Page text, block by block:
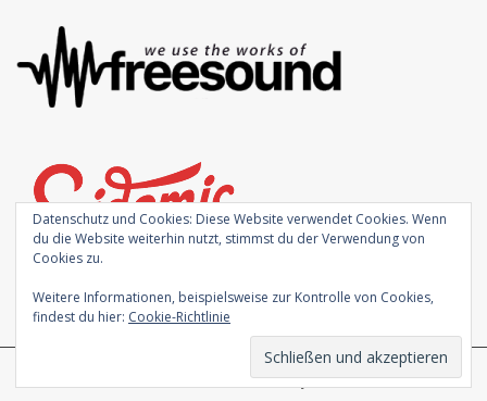
Powered byWordPress
Datenschutz und Cookies: Diese Website verwendet Cookies. Wenn
du die Website weiterhin nutzt, stimmst du der Verwendung von
Cookies zu.
Weitere Informationen, beispielsweise zur Kontrolle von Cookies,
findest du hier: Cookie-Richtlinie